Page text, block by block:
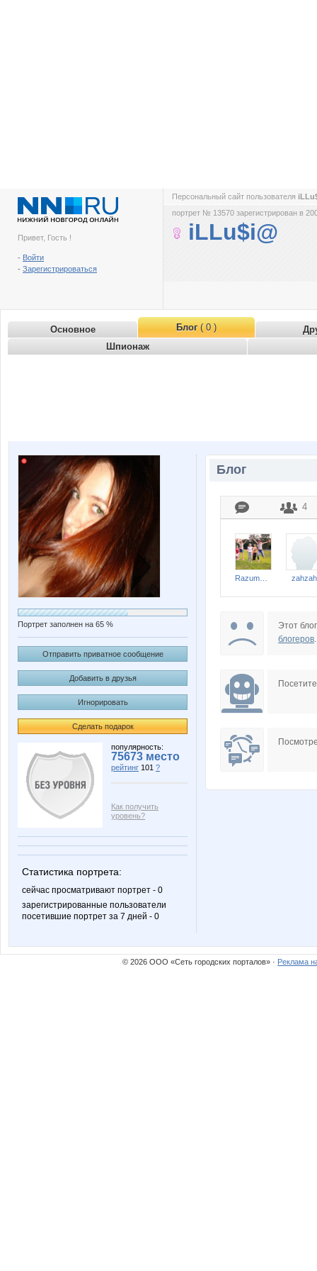
Привет, Гость !
- Войти
- Зарегистрироваться
Персональный сайт пользователя
портрет № 13570 зарегистрирован в
iLLu$i@
Основное Блог( 0 )
Шпионаж
Портрет заполнен на 65 %
Отправить приватное сообщение
Добавить в друзья
Игнорировать
Сделать подарок
популярность:
75673 место
рейтинг 101 ?
Как получить
уровень?
Статистика портрета:
сейчас просматривают портрет - 0
зарегистрированные пользователи
посетившие портрет за 7 дней - 0
Блог
4
zahzah
Этот
блогеров.
© 2026 ООО «Сеть городских порталов» · Реклама